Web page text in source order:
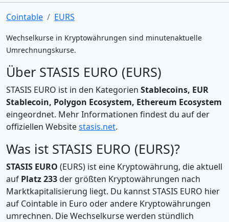
Cointable EURS
Wechselkurse in Kryptowährungen sind minutenaktuelle
Umrechnungskurse.
Über STASIS EURO (EURS)
STASIS EURO ist in den Kategorien Stablecoins, EUR
Stablecoin, Polygon Ecosystem, Ethereum Ecosystem
eingeordnet. Mehr Informationen findest du auf der
offiziellen Websitestasis.net.
Was ist STASIS EURO (EURS)?
STASIS EURO (EURS) ist eine Kryptowährung, die aktuell
auf Platz 233der größten Kryptowährungen nach
Marktkapitalisierung liegt. Du kannst STASIS EURO hier
auf Cointable in Euro oder andere Kryptowährungen
umrechnen. Die Wechselkurse werden stündlich